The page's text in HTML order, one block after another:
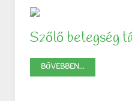
Szőlő betegség
BŐVEBBEN...